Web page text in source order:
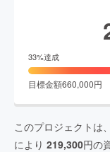
33%達成
目標金額660,000円
このプロジェクトは、
により 219,300円の